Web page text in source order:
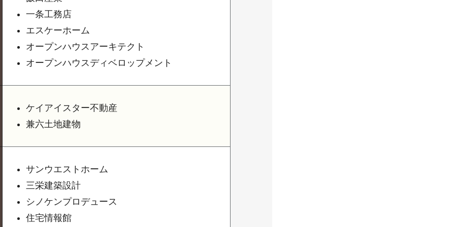
一条工務店
エスケーホーム
オープンハウスアーキテクト
オープンハウスディベロップメント
ケイアイスター不動産
兼六土地建物
サンウエストホーム
三栄建築設計
シノケンプロデュース
住宅情報館